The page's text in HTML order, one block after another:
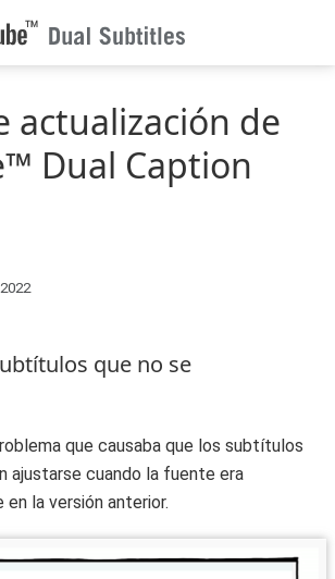
actualización de
Dual Caption
que no se
que causaba que los subtítulos
ajustarse cuando la fuente era
en la versión anterior.